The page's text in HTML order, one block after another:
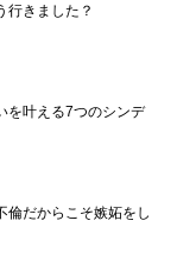
行きました？
を叶える7つのシンデ
倫だからこそ嫉妬をし